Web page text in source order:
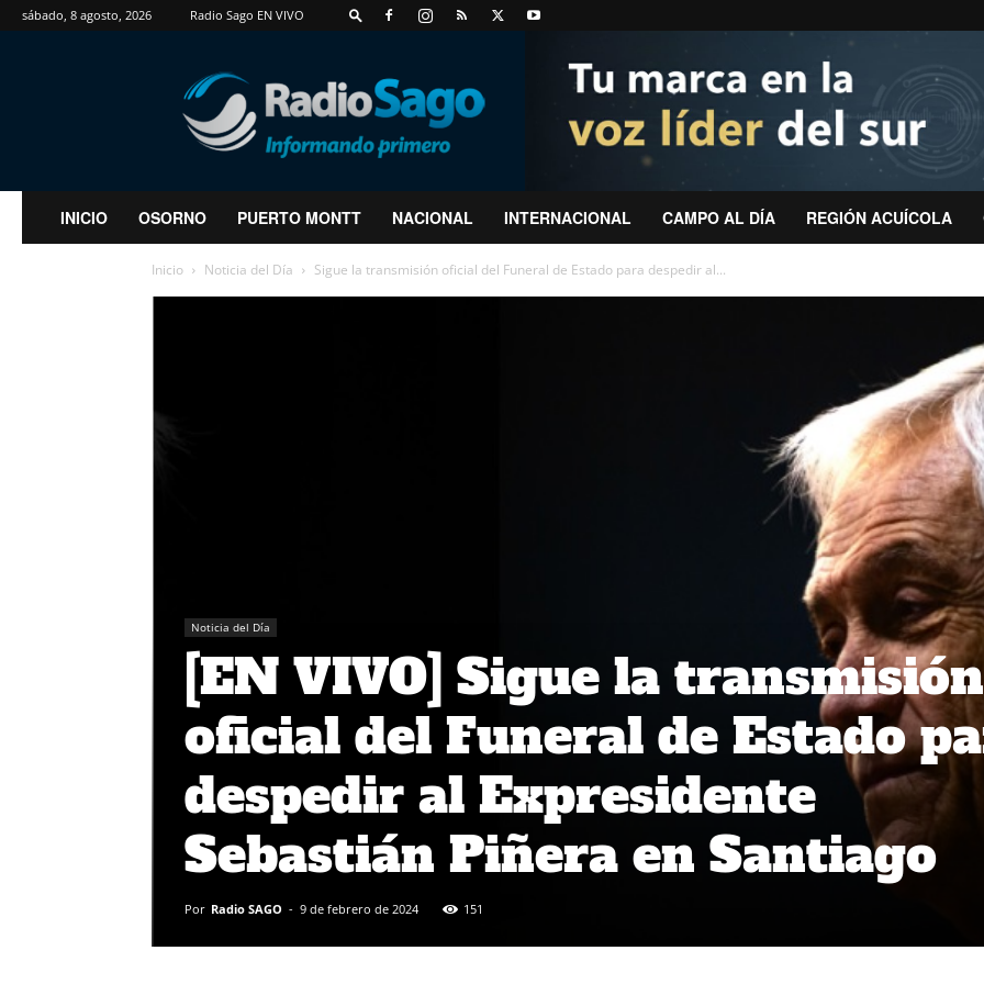
sábado, 8 agosto, 2026 Radio Sago EN VIVO
RadioSago
INICIO OSORNO PUERTO MONTT NACIONAL INTERNACIONAL CAMPO AL DÍA REGIÓN ACUÍCOLA
Inicio Noticia del Día Sigue la transmisión oficial del Funeral de Estado para despedir al...
Noticia del Día
[EN VIVO] Sigue la transmisión
oficial del Funeral de Estado
despedir al Expresidente
Sebastián Piñera en Santiago
Por Radio SAGO - 9 de febrero de 2024 151